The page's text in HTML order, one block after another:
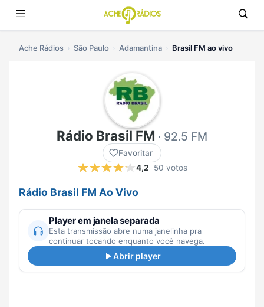
Ache Rádios São Paulo Adamantina Brasil FM ao vivo
Rádio Brasil FM · 92.5 FM
Favoritar
4,2
50 votos
Rádio Brasil FM Ao Vivo
Player em janela separada
Esta transmissão abre numa janelinha pra
continuar tocando enquanto você navega.
Abrir player